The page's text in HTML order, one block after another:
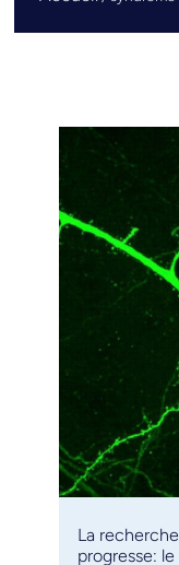
La
progresse: